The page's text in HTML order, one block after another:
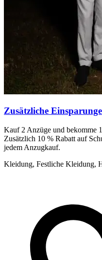
Zusätzliche
Kauf 2 Anzüge und bekomme
Zusätzlich 10 % Rabatt auf
jedem Anzugkauf.
Kleidung, Festliche Kleidung,